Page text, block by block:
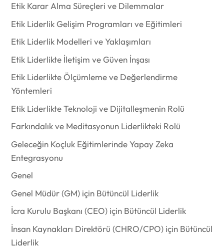
Etik Karar Alma Süreçleri ve Dilemmalar
Etik Liderlik Gelişim Programları ve Eğitimleri
Etik Liderlik Modelleri ve Yaklaşımları
Etik Liderlikte İletişim ve Güven İnşası
Etik Liderlikte Ölçümleme ve Değerlendirme
Yöntemleri
Etik Liderlikte Teknoloji ve Dijitalleşmenin Rolü
Farkındalık ve Meditasyonun Liderlikteki Rolü
Geleceğin Koçluk Eğitimlerinde Yapay Zeka
Entegrasyonu
Genel
Genel Müdür (GM) için Bütüncül Liderlik
İcra Kurulu Başkanı (CEO) için Bütüncül Liderlik
İnsan Kaynakları Direktörü (CHRO/CPO) için Bütüncül
Liderlik